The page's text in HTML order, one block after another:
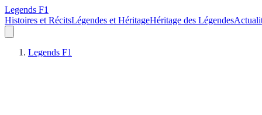
Legends F1
Histoires et RécitsLégendes et HéritageHéritage des Légendes
Legends F1